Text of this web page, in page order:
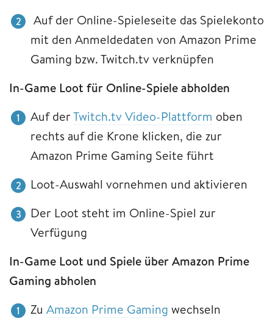
Auf der Online-Spieleseite das Spielekonto
mit den Anmeldedaten von Amazon Prime
Gaming bzw. Twitch.tv verknüpfen
In-Game Loot für Online-Spiele abholden
Auf derTwitch.tv Video-Plattform oben
rechts auf die Krone klicken, die zur
Amazon Prime Gaming Seite führt
Loot-Auswahl vornehmen und aktivieren
Der Loot steht im Online-Spiel zur
Verfügung
In-Game Loot und Spiele über Amazon Prime
Gaming abholen
Zu Amazon Prime Gaming wechseln